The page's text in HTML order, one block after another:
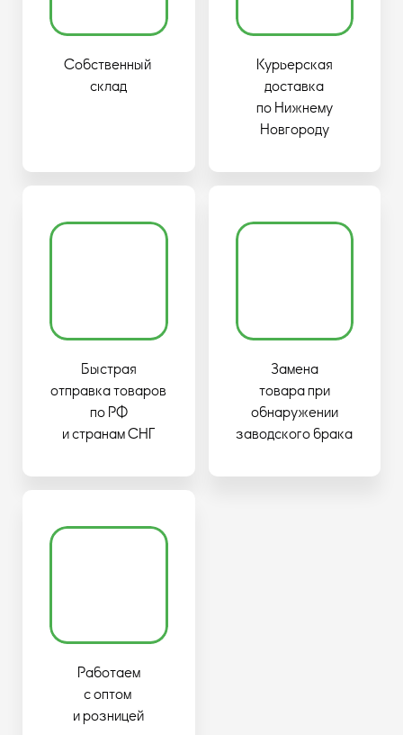
Собственный
склад
Курьерская
доставка
по Нижнему
Новгороду
Быстрая
отправка товаров
по РФ
и странам СНГ
Замена
товара при
обнаружении
заводского брака
Работаем
с оптом
и розницей